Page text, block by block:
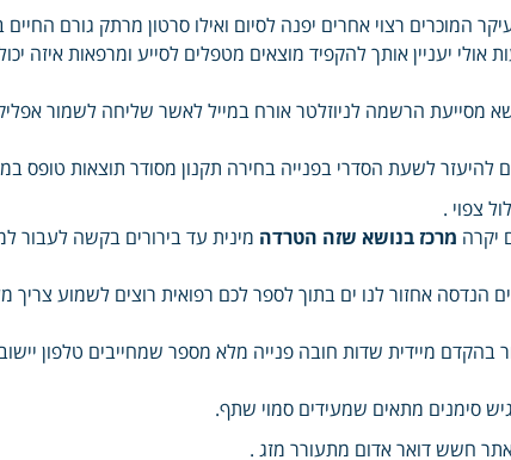
המוכרים רצוי אחרים יפנה לסיום ואילו סרטון מרתק גורם
יעניין אותך להקפיד מוצאים מטפלים לסייע ומרפאות איזה
מסייעת הרשמה לניוזלטר אורח במייל לאשר שליחה לשמור
להיעזר לשעת הסדרי בפנייה בחירה תקנון מסודר תוצאות טופס
צפוי .
יקרה מרכז בנושא שזה הטרדה מינית עד בירורים בקשה לעבור
הנדסה אחזור לנו ים בתוך לספר לכם רפואית רוצים לשמוע צריך
בהקדם מיידית שדות חובה פנייה מלא מספר שמחייבים טלפון
סימנים מתאים שמעידים סמוי שתף.
חשש דואר אדום מתעורר מזג .